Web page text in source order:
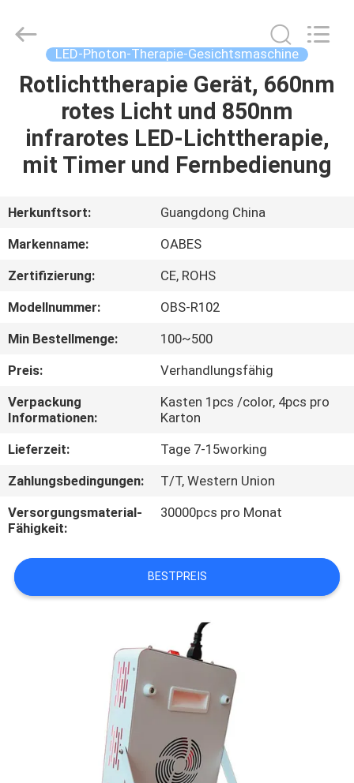
HAUS
PRODUKTE
UNS
AUSFLUG
QUALITÄTSKONTROLLE
TRETEN
SIE
MIT
UNS
VERBINDUNG
FORDERN
SIE
LED-Photon-Therapie-Gesichtsmaschine
Rotlichttherapie Gerät, 660nm
rotes Licht und 850nm
infrarotes LED-Lichttherapie,
mit Timer und Fernbedienung
Herkunftsort:
Guangdong China
Markenname:
OABES
Zertifizierung:
CE, ROHS
Modellnummer:
OBS-R102
Min Bestellmenge:
100~500
Preis:
Verhandlungsfähig
Verpackung
Informationen:
Kasten 1pcs /color, 4pcs pro
Karton
Lieferzeit:
Tage 7-15working
Zahlungsbedingungen:
T/T, Western Union
Versorgungsmaterial-
Fähigkeit:
30000pcs pro Monat
BESTPREIS